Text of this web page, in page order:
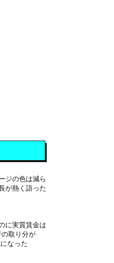
ジの色は減ら
が熱く語った
に実質賃金は
取り分が
なった